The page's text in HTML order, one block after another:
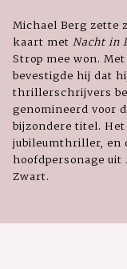
Michael Berg zette
kaart met Nacht in
Strop mee won. Met
bevestigde hij dat
thrillerschrijvers
genomineerd voor
bijzondere titel.
jubileumthriller, en
hoofdpersonage uit
Zwart.